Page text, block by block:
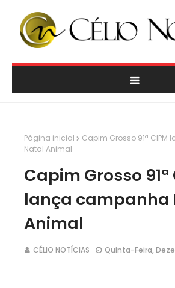
Página inicial
Capim Grosso 91ª
Natal Animal
Capim Grosso 91ª
lança campanha
Animal
CÉLIO NOTÍCIAS Quinta-Feira,